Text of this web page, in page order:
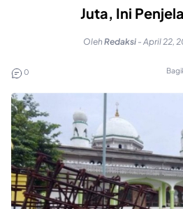
Juta, Ini
OlehRedaksi - April 22,
0